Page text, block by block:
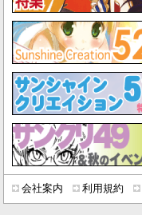
会社案内 利用規約